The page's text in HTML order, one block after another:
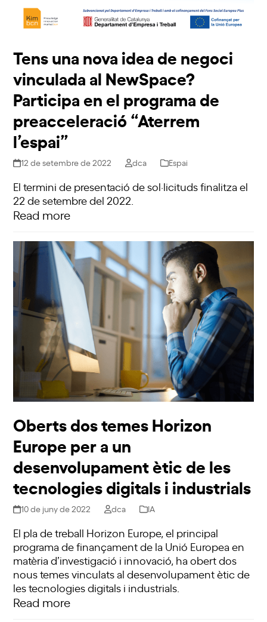
Tens una nova idea de negoci
vinculada al NewSpace?
Participa en el programa de
preacceleració “Aterrem
l’espai”
12 de setembre de 2022 dca Espai
El termini de presentació de sol·licituds finalitza el
22 de setembre del 2022.
Read more
Oberts dos temes Horizon
Europe per a un
desenvolupament ètic de les
tecnologies digitals i industrials
10 de juny de 2022 dca IA
El pla de treball Horizon Europe, el principal
programa de finançament de la Unió Europea en
matèria d’investigació i innovació, ha obert dos
nous temes vinculats al desenvolupament ètic de
les tecnologies digitals i industrials.
Read more